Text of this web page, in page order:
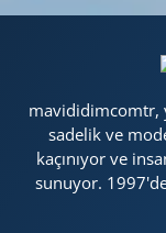
mavididimcomtr,
sadelik ve
kaçınıyor ve
sunuyor.